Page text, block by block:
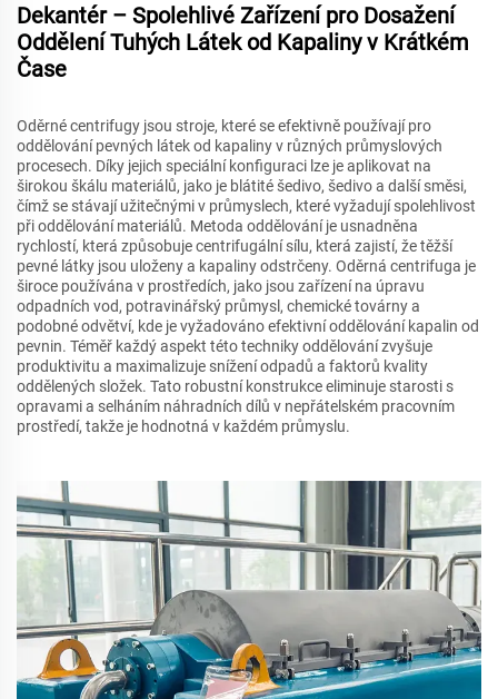
Dekantér – Spolehlivé Zařízení pro Dosažení
Oddělení Tuhých Látek od Kapaliny v Krátkém
Čase
Oděrné centrifugy jsou stroje, které se efektivně používají pro
oddělování pevných látek od kapaliny v různých průmyslových
procesech. Díky jejich speciální konfiguraci lze je aplikovat na
širokou škálu materiálů, jako je blátité šedivo, šedivo a další směsi,
čímž se stávají užitečnými v průmyslech, které vyžadují spolehlivost
při oddělování materiálů. Metoda oddělování je usnadněna
rychlostí, která způsobuje centrifugální sílu, která zajistí, že těžší
pevné látky jsou uloženy a kapaliny odstrčeny. Oděrná centrifuga je
široce používána v prostředích, jako jsou zařízení na úpravu
odpadních vod, potravinářský průmysl, chemické továrny a
podobné odvětví, kde je vyžadováno efektivní oddělování kapalin od
pevnin. Téměř každý aspekt této techniky oddělování zvyšuje
produktivitu a maximalizuje snížení odpadů a faktorů kvality
oddělených složek. Tato robustní konstrukce eliminuje starosti s
opravami a selháním náhradních dílů v nepřátelském pracovním
prostředí, takže je hodnotná v každém průmyslu.